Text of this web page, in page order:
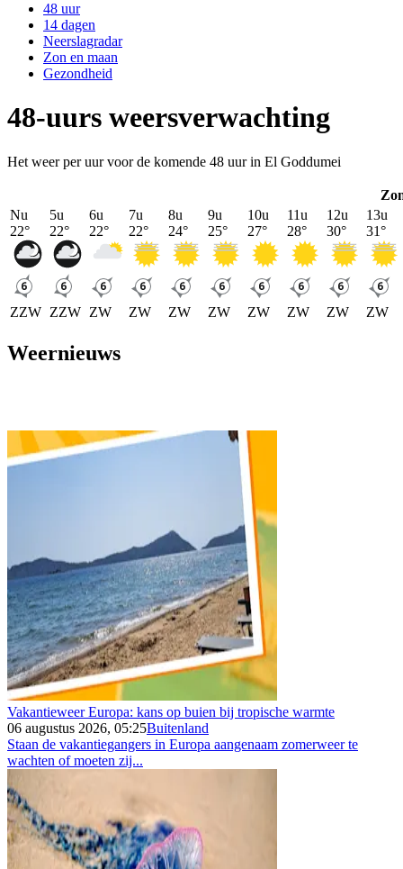
48 uur
14 dagen
Neerslagradar
Zon en maan
Gezondheid
48-uurs weersverwachting
Het weer per uur voor de komende 48 uur in El Goddumei
Nu
22°
ZZW
5u
22°
ZZW
6u
22°
ZW
7u
22°
ZW
8u
24°
ZW
9u
25°
ZW
10u
27°
ZW
11u
28°
ZW
12u
30°
ZW
13u
31°
ZW
Weernieuws
Vakantieweer Europa: kans op buien bij tropische warmte
06 augustus 2026, 05:25Buitenland
Staan de vakantiegangers in Europa aangenaam zomerweer te
wachten of moeten zij...